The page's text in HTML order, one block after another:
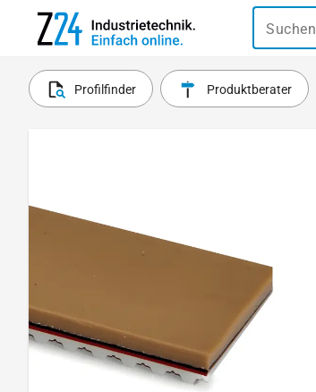
Suchen
Profilfinder Produktberater